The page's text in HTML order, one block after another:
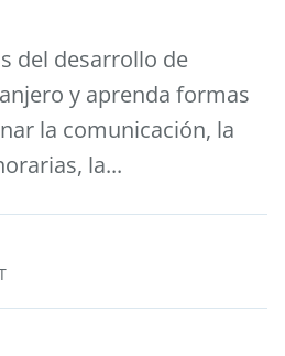
del desarrollo de
y aprenda formas
la comunicación, la
la...